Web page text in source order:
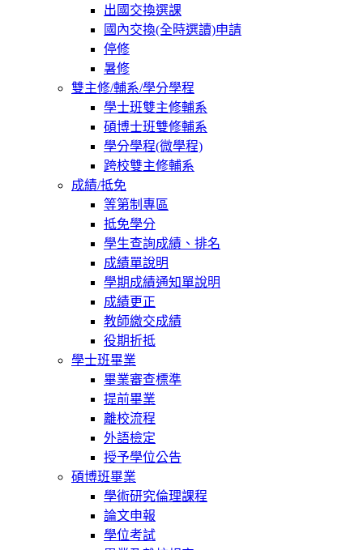
出國交換選課
國內交換(全時選讀)申請
停修
暑修
雙主修/輔系/學分學程
學士班雙主修輔系
碩博士班雙修輔系
學分學程(微學程)
跨校雙主修輔系
成績/抵免
等第制專區
抵免學分
學生查詢成績、排名
成績單說明
學期成績通知單說明
成績更正
教師繳交成績
役期折抵
學士班畢業
畢業審查標準
提前畢業
離校流程
外語檢定
授予學位公告
碩博班畢業
學術研究倫理課程
論文申報
學位考試